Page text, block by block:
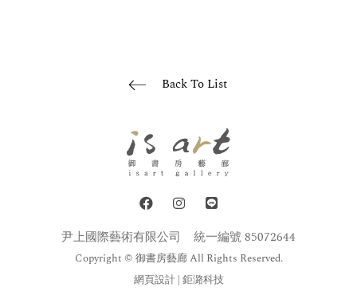
Back To List
尹上國際藝術有限公司 統一編號 85072644
Copyright © 御書房藝廊 All Rights Reserved.
網頁設計| 鉅潞科技